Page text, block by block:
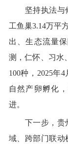
坚持执法与
工鱼巢3.14万平
出、生态流量
测，仁怀、习水
100种， 2025年4
自然产卵孵化
进。
下一步，贵
域、跨部门联动